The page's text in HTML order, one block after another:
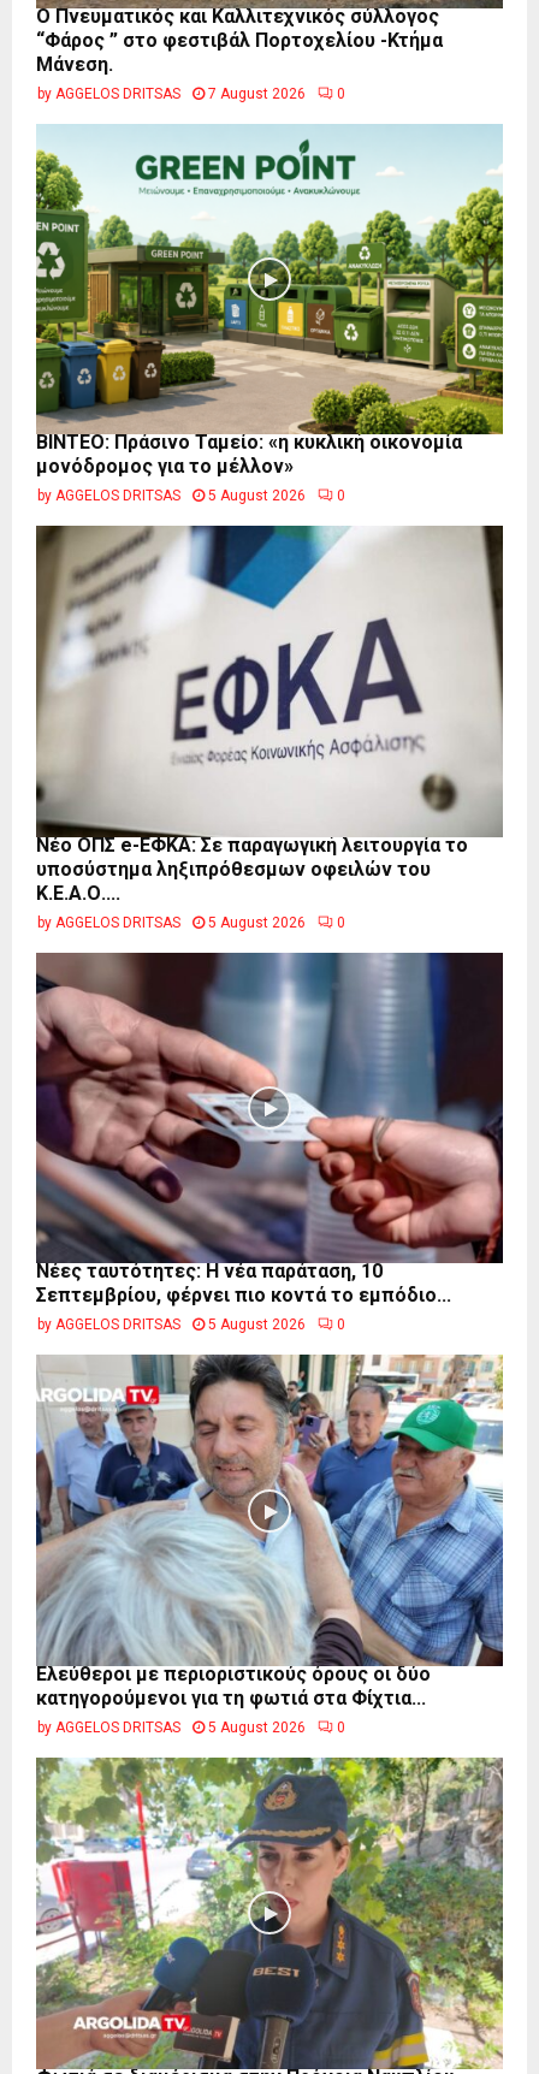
Ο Πνευματικός και Καλλιτεχνικός σύλλογος
“Φάρος ” στο φεστιβάλ Πορτοχελίου -Κτήμα
Μάνεση.
by AGGELOS DRITSAS 7 August 2026 0
BINTEO: Πράσινο Ταμείο: «η κυκλική οικονομία
μονόδρομος για το μέλλον»
by AGGELOS DRITSAS 5 August 2026 0
Νέο ΟΠΣ e-ΕΦΚΑ: Σε παραγωγική λειτουργία το
υποσύστημα ληξιπρόθεσμων οφειλών του
Κ.Ε.Α.Ο....
by AGGELOS DRITSAS 5 August 2026 0
Νέες ταυτότητες: Η νέα παράταση, 10
Σεπτεμβρίου, φέρνει πιο κοντά το εμπόδιο...
by AGGELOS DRITSAS 5 August 2026 0
Ελεύθεροι με περιοριστικούς όρους οι δύο
κατηγορούμενοι για τη φωτιά στα Φίχτια...
by AGGELOS DRITSAS 5 August 2026 0